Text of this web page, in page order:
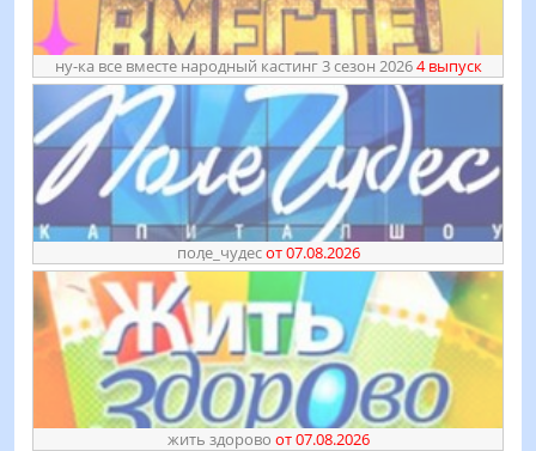
ну-ка все вместе народный кастинг 3 сезон 20264 выпуск
поӆе_чудесот 07.08.2026
жить здорово от 07.08.2026